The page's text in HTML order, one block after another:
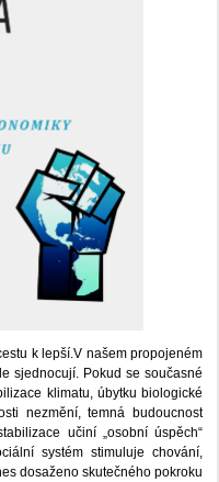
k lepší.V našem propojeném
sjednocují. Pokud se současné
klimatu, úbytku biologické
nezmění, temná budoucnost
učiní „osobní úspěch“
systém stimuluje chování,
dosaženo skutečného pokroku